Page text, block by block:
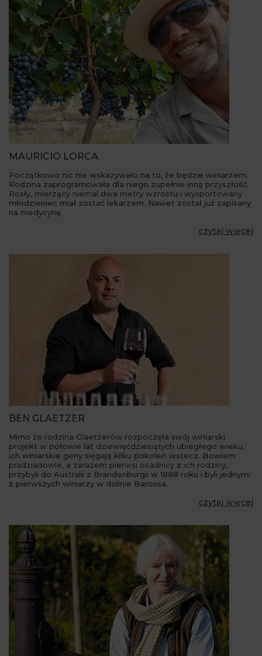
MAURICIO LORCA
Początkowo nic nie wskazywało na to, że będzie winiarzem.
Rodzina zaprogramowała dla niego zupełnie inną przyszłość.
Rosły, mierzący niemal dwa metry wzrostu i wysportowany
młodzieniec miał zostać lekarzem. Nawet został już zapisany
na medycynę.
czytaj więcej
BEN GLAETZER
Mimo że rodzina Glaetzerów rozpoczęła swój winiarski
projekt w połowie lat dziewięćdziesiątych ubiegłego wieku,
ich winiarskie geny sięgają kilku pokoleń wstecz. Bowiem
pradziadowie, a zarazem pierwsi osadnicy z ich rodziny,
przybyli do Australii z Brandenburgii w 1888 roku i byli jednymi
z pierwszych winiarzy w dolinie Barossa.
czytaj więcej